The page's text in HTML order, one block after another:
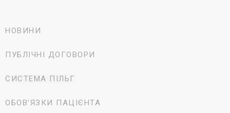
НОВИНИ
ПУБЛІЧНІ ДОГОВОРИ
СИСТЕМА ПІЛЬГ
ОБОВ’ЯЗКИ ПАЦІЄНТА